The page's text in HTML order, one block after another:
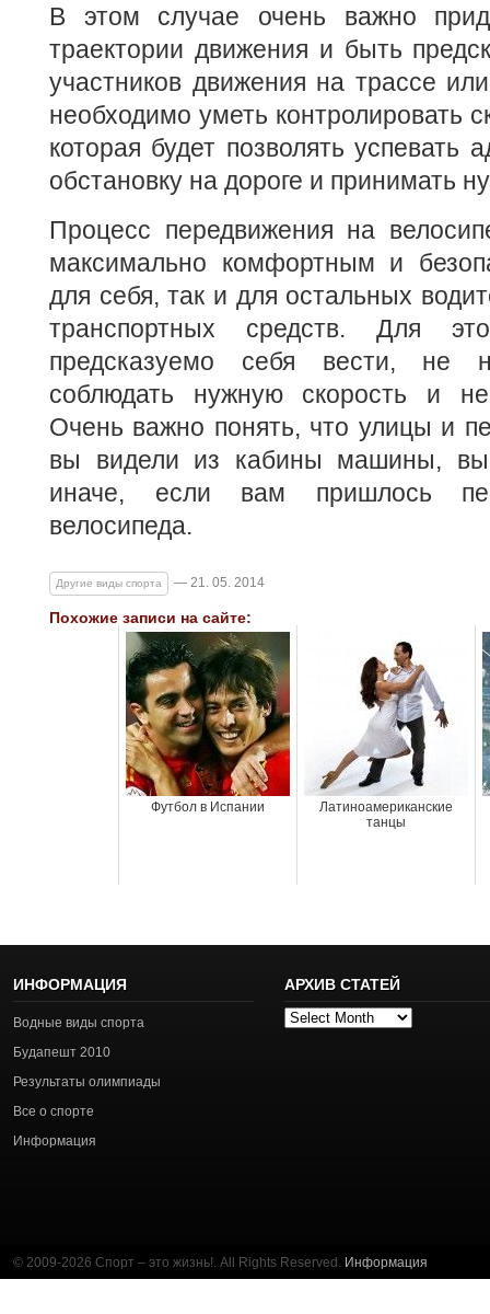
В этом случае очень важно
траектории движения и быть
участников движения на трассе
необходимо уметь контролировать
которая будет позволять успевать
обстановку на дороге и принимать
Процесс передвижения на
максимально комфортным и
для себя, так и для остальных
транспортных средств. Для
предсказуемо себя вести, не
соблюдать нужную скорость и
Очень важно понять, что улицы и
вы видели из кабины машины,
иначе, если вам пришлось
велосипеда.
Другие виды спорта — 21. 05. 2014
Похожие записи на сайте:
Футбол в Испании
Латиноамериканские
танцы
ИНФОРМАЦИЯ
Водные виды спорта
Будапешт 2010
Результаты олимпиады
Все о спорте
Информация
АРХИВ СТАТЕЙ
Архив
© 2009-2026 Спорт – это жизнь!. All Rights Reserved. Информация